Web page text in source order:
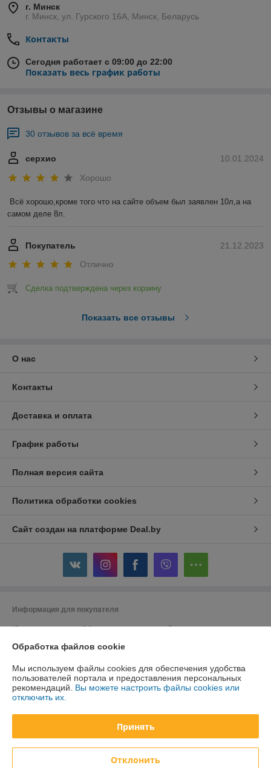
г. Минск
г. Минск, ул. Гурского 16А, Минск, Беларусь
Контакты
Сегодня работает с 09:00 до 22:00
Показать весь график работы
Отзывы о магазине
30 отзывов за всё время
10.01.2024
серхио
Хорошо
Всё хорошо,кроме того что на сайте объем был заявлен 10л,а на
самом деле 8л.
21.12.2023
Покупатель
Отлично
Сделка подтверждена через корзину
Показать все отзывы
О нас
Контакты
Доставка и оплата
График работы
Полная версия сайта
Политика обработки cookies
Сайт создан на платформе Deal.by
Информация для покупателя
Юридическое лицо:Общество с ограниченной ответственностью
2200015, Республика Беларусь, ул. Гурского 16/14 пом 3
Регистрационный номер ЕГР: 193042313
УНП: 193042313
Дата регистрации компании: 27.02.2018
Местонахождение книги жалоб и предложений: г. Минск, ул. Гурского
Обработка файлов cookie
Мы используем файлы cookies для обеспечения удобства
пользователей портала и предоставления персональных
рекомендаций. Вы можете настроить файлы cookies или
отключить их.
Принять
Отклонить